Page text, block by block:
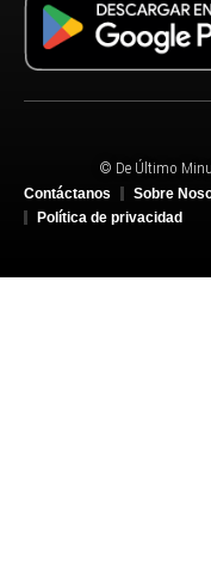
© De Último
Contáctanos
Sobre
Política de privacidad